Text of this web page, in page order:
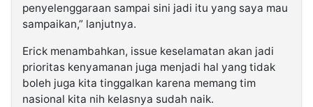
penyelenggaraan sampai sini jadi itu yang saya mau
sampaikan,” lanjutnya.
Erick menambahkan, issue keselamatan akan jadi
prioritas kenyamanan juga menjadi hal yang tidak
boleh juga kita tinggalkan karena memang tim
nasional kita nih kelasnya sudah naik.